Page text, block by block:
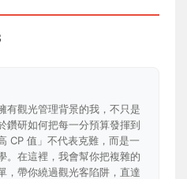
有觀光管理背景的我，不只是
鑽研如何把每一分預算發揮到
CP 值」不代表克難，而是一
。在這裡，我會幫你把複雜的
，帶你繞過觀光客陷阱，直達